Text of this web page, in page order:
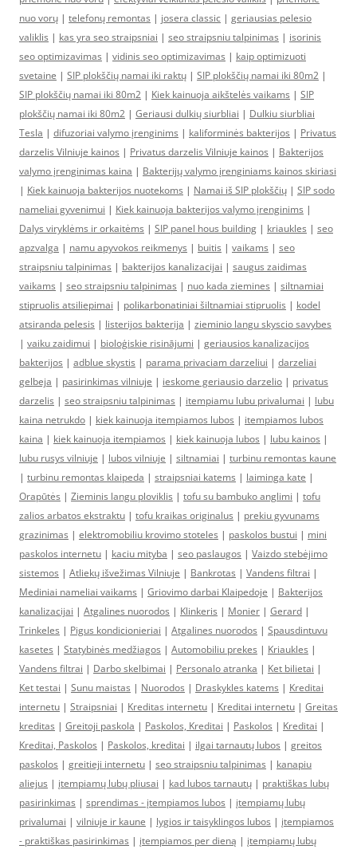
nuo vorų | telefonų remontas | josera classic | geriausias pelesio
valiklis | kas yra seo straipsniai | seo straipsniu talpinimas | isorinis
seo optimizavimas | vidinis seo optimizavimas | kaip optimizuoti
svetaine | SIP plokščių namai iki raktų | SIP plokščių namai iki 80m2 |
SIP plokščių namai iki 80m2 | Kiek kainuoja aikštelės vaikams | SIP
plokščių namai iki 80m2 | Geriausi dulkių siurbliai | Dulkiu siurbliai
Tesla | difuzoriai valymo įrenginims | kaliforminės bakterijos | Privatus
darzelis Vilniuje kainos | Privatus darzelis Vilniuje kainos | Bakterijos
valymo įrenginimas kaina | Bakterijų valymo įrenginiams kainos skiriasi
| Kiek kainuoja bakterijos nuotekoms | Namai iš SIP plokščių | SIP sodo
nameliai gyvenimui | Kiek kainuoja bakterijos valymo įrenginims |
Dalys viryklėms ir orkaitėms | SIP panel hous building | kriaukles | seo
apzvalga | namu apyvokos reikmenys | buitis | vaikams | seo
straipsniu talpinimas | bakterijos kanalizacijai | saugus zaidimas
vaikams | seo straipsniu talpinimas | nuo kada ziemines | siltnamiai
stipruolis atsiliepimai | polikarbonatiniai šiltnamiai stipruolis | kodel
atsiranda pelesis | listerijos bakterija | zieminio langu skyscio savybes
| vaiku zaidimui | bioloģiskie risinājumi | geriausios kanalizacijos
bakterijos | adblue skystis | parama privaciam darzeliui | darzeliai
gelbeja | pasirinkimas vilniuje | ieskome geriausio darzelio | privatus
darzelis | seo straipsniu talpinimas | itempiamu lubu privalumai | lubu
kaina netrukdo | kiek kainuoja itempiamos lubos | itempiamos lubos
kaina | kiek kainuoja itempiamos | kiek kainuoja lubos | lubu kainos |
lubu rusys vilniuje | lubos vilniuje | siltnamiai | turbinu remontas kaune
| turbinu remontas klaipeda | straipsniai katems | laiminga kate |
Orapūtės | Zieminis langu ploviklis | tofu su bambuko anglimi | tofu
zalios arbatos ekstraktu | tofu kraikas originalus | prekiu gyvunams
grazinimas | elektromobiliu krovimo stoteles | paskolos bustui | mini
paskolos internetu | kaciu mityba | seo paslaugos | Vaizdo stebėjimo
sistemos | Atliekų išvežimas Vilniuje | Bankrotas | Vandens filtrai |
Mediniai nameliai vaikams | Griovimo darbai Klaipedoje | Bakterijos
kanalizacijai | Atgalines nuorodos | Klinkeris | Monier | Gerard |
Trinkeles | Pigus kondicionieriai | Atgalines nuorodos | Spausdintuvu
kasetes | Statybinės medžiagos | Automobiliu prekes | Kriaukles |
Vandens filtrai | Darbo skelbimai | Personalo atranka | Ket bilietai |
Ket testai | Sunu maistas | Nuorodos | Draskykles katems | Kreditai
internetu | Straipsniai | Kreditas internetu | Kreditai internetu | Greitas
kreditas | Greitoji paskola | Paskolos, Kreditai | Paskolos | Kreditai |
Kreditai, Paskolos | Paskolos, kreditai | ilgai tarnautų lubos | greitos
paskolos | greitieji internetu | seo straipsniu talpinimas | kanapiu
aliejus | įtempiamų lubų pliusai | kad lubos tarnautų | praktiškas lubų
pasirinkimas | sprendimas - įtempiamos lubos | įtempiamų lubų
privalumai | vilniuje ir kaune | lygios ir taisyklingos lubos | įtempiamos
- praktiškas pasirinkimas | įtempiamos per dieną | įtempiamų lubų